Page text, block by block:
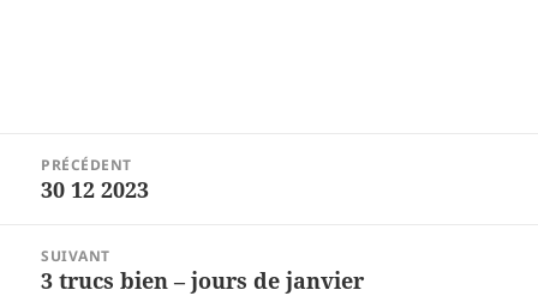
l’article
PRÉCÉDENT
Article
30 12 2023
SUIVANT
Article
3 trucs bien – jours de janvier